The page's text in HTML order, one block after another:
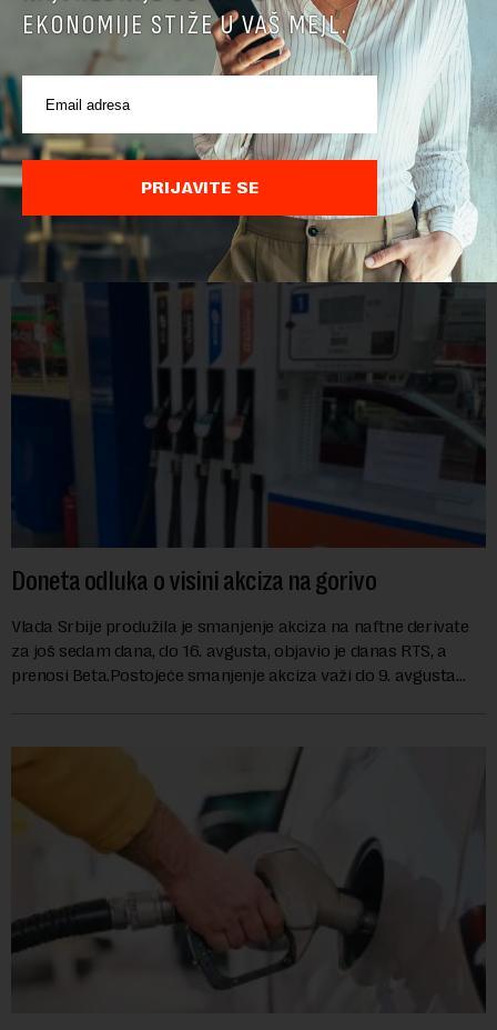
Direktoru Telekoma Srbija zabranjen ulaz na
Kosovo: Vladimira Lučića Priština proglasila
personom non grata
Ministarstvo unutrašnjih poslova Kosova proglasilo je
direktora Telekoma Srbije Vladimira Lučića nepoželjnom
osobom i trajno mu zabranilo ulazak, tranzit i boravak na
Kosovu, navodeći kao razlog njegove javn...
Doneta odluka o visini akciza na gorivo
Vlada Srbije produžila je smanjenje akciza na naftne derivate
za još sedam dana, do 16. avgusta, objavio je danas RTS, a
prenosi Beta.Postojeće smanjenje akciza važi do 9. avgusta
EKONOMIJE STIŽE U VAŠ MEJL.
PRIJAVITE SE